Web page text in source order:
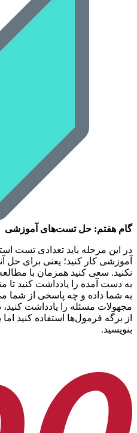
گام هفتم: حل تست‌های آموزشی
در این مرحله باید تعدادی تست
آموزشی کار کنید؛ یعنی برای حل
نکنید. سعی کنید همزمان با
به دست آمده را یادداشت کنید تا
به شما داده و چه پاسخی از شما
مجهولات مسئله را یادداشت کنید،
از برگه فرمول‌ها استفاده کنید
بنویسید.